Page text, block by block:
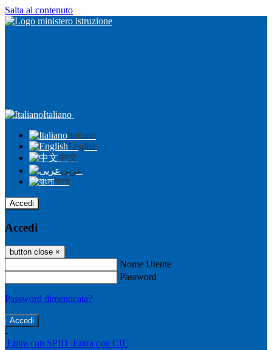
Salta al contenuto
Italiano
Italiano
English
中文
عربى
বাংলা
Accedi
Accedi
button close ×
Nome Utente
Password
Password dimenticata?
-
Entra con SPID Entra con CIE